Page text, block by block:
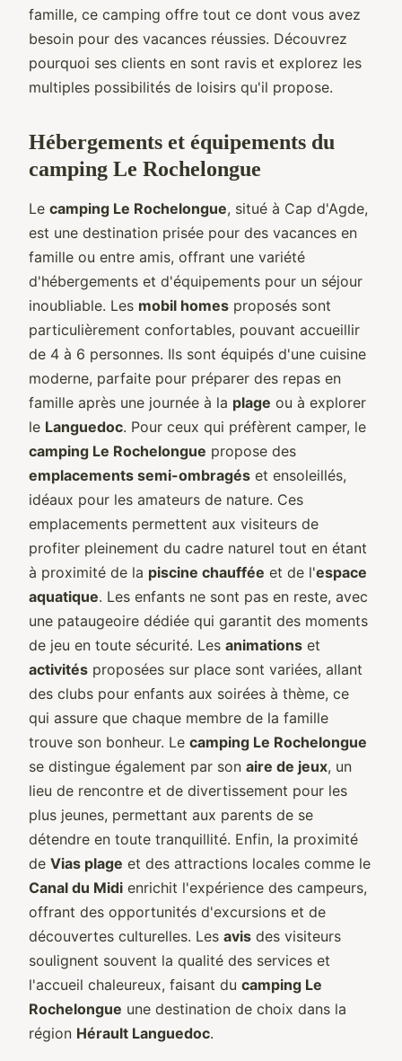
famille, ce camping offre tout ce dont vous avez
besoin pour des vacances réussies. Découvrez
pourquoi ses clients en sont ravis et explorez les
multiples possibilités de loisirs qu'il propose.
Hébergements et équipements du
camping Le Rochelongue
Le camping Le Rochelongue, situé à Cap d'Agde,
est une destination prisée pour des vacances en
famille ou entre amis, offrant une variété
d'hébergements et d'équipements pour un séjour
inoubliable. Les mobil homes proposés sont
particulièrement confortables, pouvant accueillir
de 4 à 6 personnes. Ils sont équipés d'une cuisine
moderne, parfaite pour préparer des repas en
famille après une journée à la plage ou à explorer
le Languedoc. Pour ceux qui préfèrent camper, le
camping Le Rochelongue propose des
emplacements semi-ombragés et ensoleillés,
idéaux pour les amateurs de nature. Ces
emplacements permettent aux visiteurs de
profiter pleinement du cadre naturel tout en étant
à proximité de la piscine chauffée et de l'espace
aquatique. Les enfants ne sont pas en reste, avec
une pataugeoire dédiée qui garantit des moments
de jeu en toute sécurité. Les animations et
activités proposées sur place sont variées, allant
des clubs pour enfants aux soirées à thème, ce
qui assure que chaque membre de la famille
trouve son bonheur. Le camping Le Rochelongue
se distingue également par son aire de jeux, un
lieu de rencontre et de divertissement pour les
plus jeunes, permettant aux parents de se
détendre en toute tranquillité. Enfin, la proximité
de Vias plage et des attractions locales comme le
Canal du Midi enrichit l'expérience des campeurs,
offrant des opportunités d'excursions et de
découvertes culturelles. Les avis des visiteurs
soulignent souvent la qualité des services et
l'accueil chaleureux, faisant du camping Le
Rochelongue une destination de choix dans la
région Hérault Languedoc.